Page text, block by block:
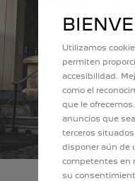
Utilizamos
permiten
accesibilidad.
como el
que le
anuncios que
terceros
disponer aún de
competentes en
su